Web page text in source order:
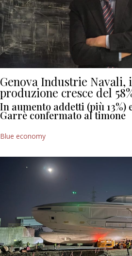
Genova Industrie Navali,
produzione cresce del
In aumento addetti (più 13%)
Garrè confermato al timone
Blue economy